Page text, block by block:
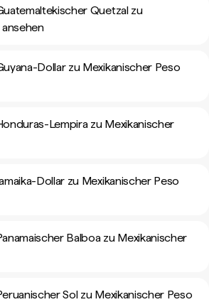
Quetzal zu
Dollar zu Mexikanischer Peso
Lempira zu Mexikanischer
Dollar zu Mexikanischer Peso
Balboa zu Mexikanischer
Sol zu Mexikanischer Peso